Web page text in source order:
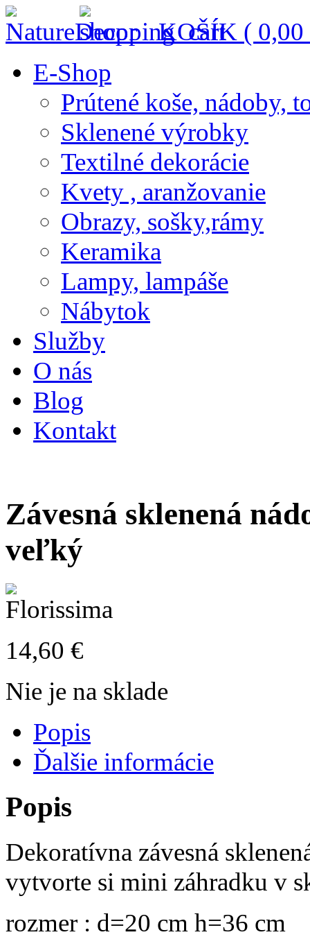
KOŠÍK ( 0,00
E-Shop
Prútené koše, nádoby,
Sklenené výrobky
Textilné dekorácie
Kvety , aranžovanie
Obrazy, sošky,rámy
Keramika
Lampy, lampáše
Nábytok
Služby
O nás
Blog
Kontakt
Závesná sklenená
veľký
14,60 €
Nie je na sklade
Popis
Ďalšie informácie
Popis
Dekoratívna závesná
vytvorte si mini záhradku v
rozmer : d=20 cm h=36 cm